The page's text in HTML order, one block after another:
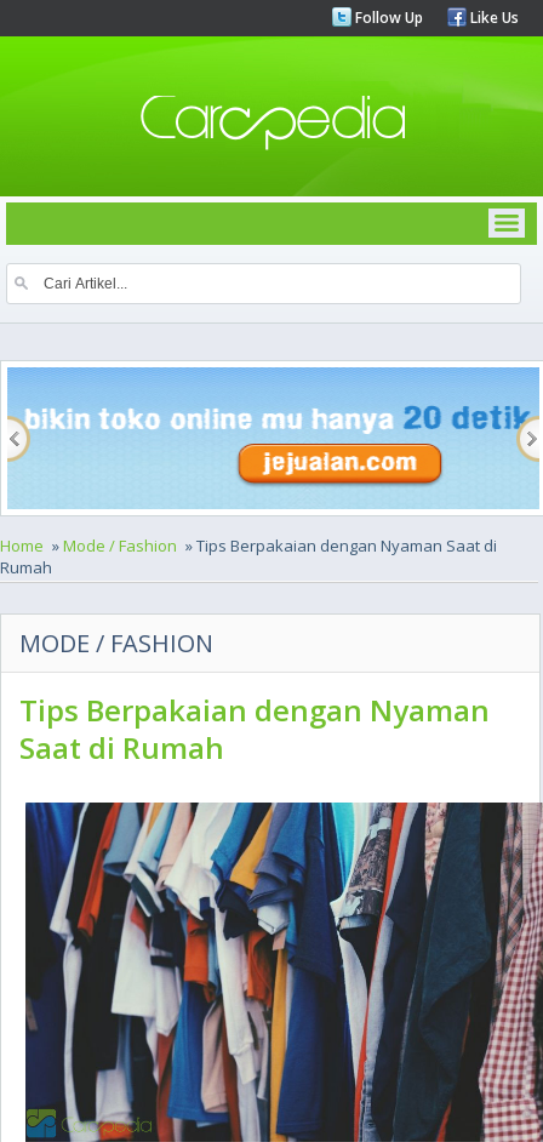
Follow Up Like Us
Home »Mode / Fashion » Tips Berpakaian dengan Nyaman Saat di
Rumah
MODE / FASHION
Tips Berpakaian dengan Nyaman
Saat di Rumah